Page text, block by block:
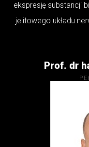
ekspresję substancji
jelitowego układu
Prof. dr